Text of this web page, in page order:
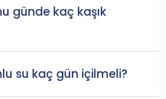
günde kaç kaşık
su kaç gün içilmeli?